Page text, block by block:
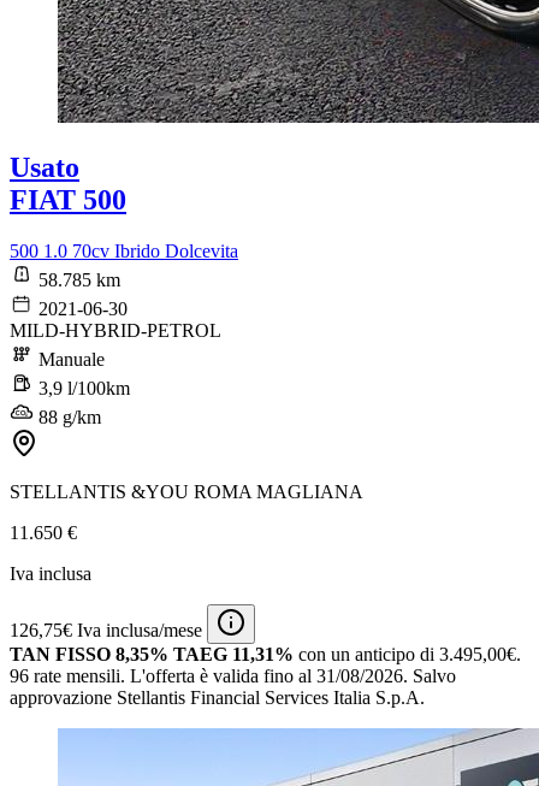
Usato
FIAT 500
500 1.0 70cv Ibrido Dolcevita
58.785 km
2021-06-30
MILD-HYBRID-PETROL
Manuale
3,9 l/100km
88 g/km
STELLANTIS &YOU ROMA MAGLIANA
11.650 €
Iva inclusa
126,75€ Iva inclusa/mese
TAN FISSO 8,35% TAEG 11,31% con un anticipo di 3.495,00€.
96 rate mensili. L'offerta è valida fino al 31/08/2026. Salvo
approvazione Stellantis Financial Services Italia S.p.A.